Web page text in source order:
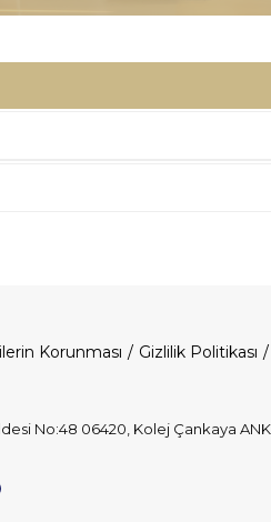
Korunması Gizlilik Politikası
No:48 06420, Kolej Çankaya